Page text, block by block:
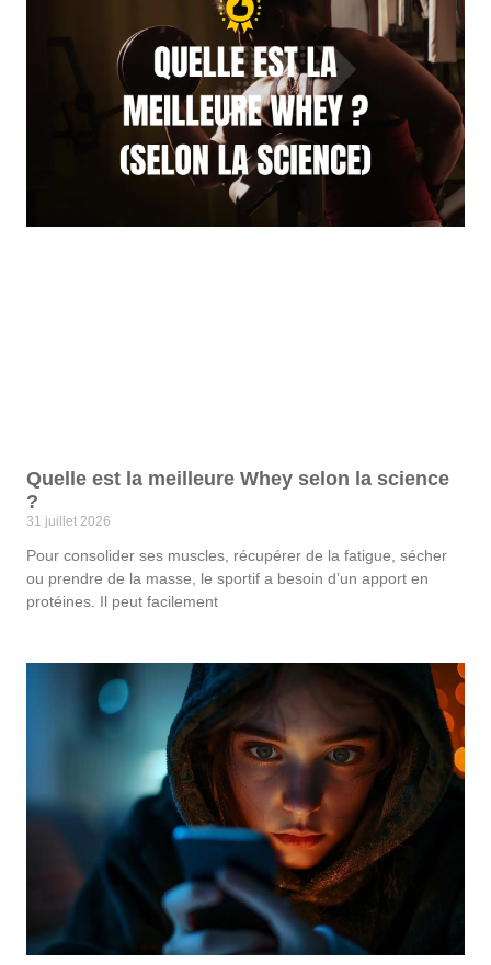
Quelle est la meilleure Whey selon la science
?
31 juillet 2026
Pour consolider ses muscles, récupérer de la fatigue, sécher
ou prendre de la masse, le sportif a besoin d’un apport en
protéines. Il peut facilement